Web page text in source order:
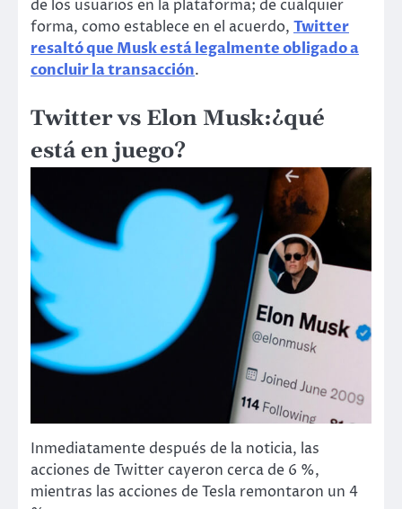
de los usuarios en la plataforma; de cualquier
forma, como establece en el acuerdo, Twitter
resaltó que Musk está legalmente obligado a
concluir la transacción.
Twitter vs Elon Musk:¿qué
está en juego?
Inmediatamente después de la noticia, las
acciones de Twitter cayeron cerca de 6 %,
mientras las acciones de Tesla remontaron un 4